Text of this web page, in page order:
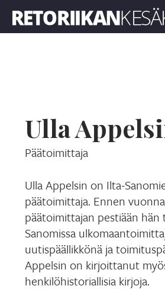
Ulla
Päätoimittaja
Ulla Appelsin on Ilta-
päätoimittaja. Ennen
päätoimittajan pestiään hän
Sanomissa
uutispäällikkönä ja
Appelsin on kirjoittanut
henkilöhistoriallisia kirjoja.